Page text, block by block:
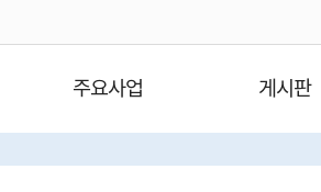
주요사업 게시판